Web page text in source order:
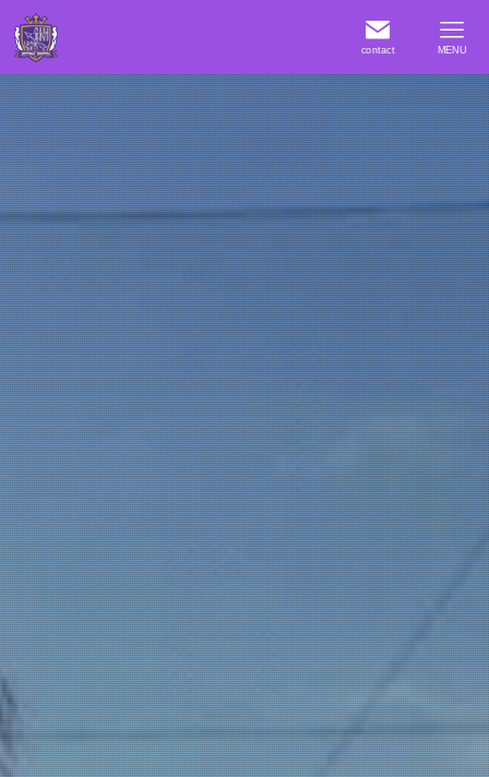
contact MENU